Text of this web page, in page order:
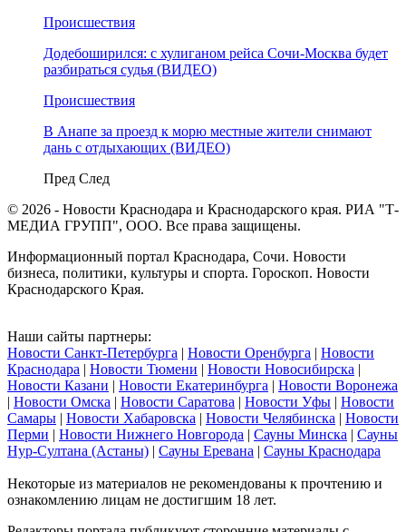
Происшествия
Додебоширился: с хулиганом рейса Сочи-Москва будет
разбираться судья (ВИДЕО)
Происшествия
В Анапе за проезд к морю местные жители снимают
дань с отдыхающих (ВИДЕО)
Пред След
© 2026 - Новости Краснодара и Краснодарского края. РИА "Т-
МЕДИА ГРУПП", ООО. Все права защищены.
Информационный портал Краснодара, Сочи. Новости
бизнеса, политики, культуры и спорта. Гороскоп. Новости
Краснодарского Края.
Наши сайты партнеры:
Новости Санкт-Петербурга | Новости Оренбурга | Новости
Краснодара | Новости Тюмени | Новости Новосибирска |
Новости Казани | Новости Екатеринбурга | Новости Воронежа
| Новости Омска | Новости Саратова | Новости Уфы | Новости
Самары | Новости Хабаровска | Новости Челябинска | Новости
Перми | Новости Нижнего Новгорода | Сауны Минска | Сауны
Нур-Султана (Астаны) | Сауны Еревана | Сауны Краснодара
Некоторые из материалов не рекомендованы к прочтению и
ознакомлению лицам не достигшим 18 лет.